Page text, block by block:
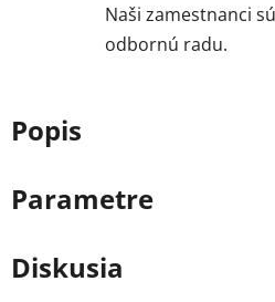
Naši zamestnanci
odbornú radu.
Popis
Parametre
Diskusia